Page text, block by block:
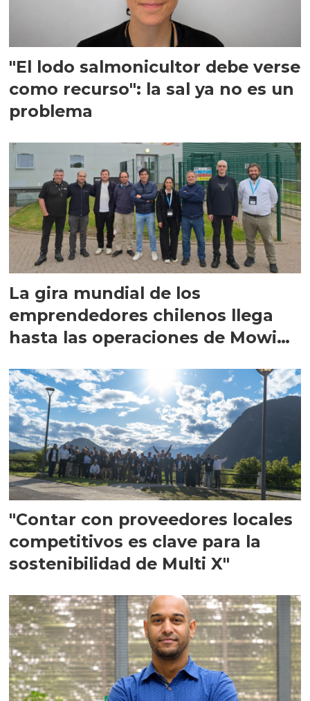
"El lodo salmonicultor debe verse
como recurso": la sal ya no es un
problema
La gira mundial de los
emprendedores chilenos llega
hasta las operaciones de Mowi
"Contar con proveedores locales
competitivos es clave para la
sostenibilidad de Multi X"